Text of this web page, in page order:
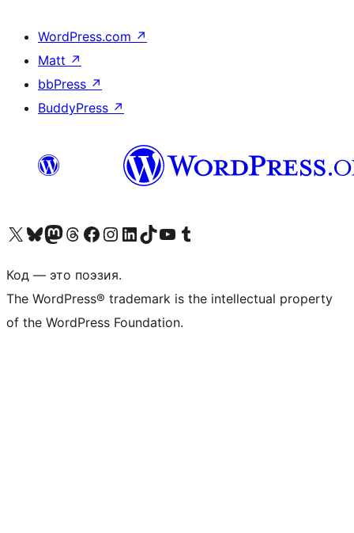
WordPress.com ↗
Matt ↗
bbPress ↗
BuddyPress ↗
Посетите нас в X (ранее Twitter)
Посетите нашу учётную запись в Bluesky
Посетите нашу ленту в Mastodon
Посетите нашу учётную запись в Threads
Посетите нашу страницу на Facebook
Посетите наш Instagram
Посетите нашу страницу в LinkedIn
Посетите нашу учётную запись в TikTok
Посетите наш канал YouTube
Посетите нашу учётную запись в Tumblr
Код — это поэзия.
The WordPress® trademark is the intellectual property
of the WordPress Foundation.